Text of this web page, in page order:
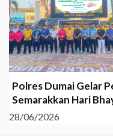
Polres Dumai Gelar
Semarakkan Hari
28/06/2026